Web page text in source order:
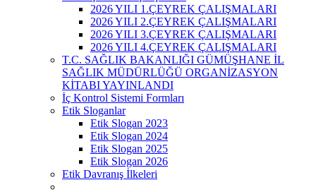
2026 YILI 1.ÇEYREK ÇALIŞMALARI
2026 YILI 2.ÇEYREK ÇALIŞMALARI
2026 YILI 3.ÇEYREK ÇALIŞMALARI
2026 YILI 4.ÇEYREK ÇALIŞMALARI
T.C. SAĞLIK BAKANLIĞI GÜMÜŞHANE İL
SAĞLIK MÜDÜRLÜĞÜ ORGANİZASYON
KİTABI YAYINLANDI
İç Kontrol Sistemi Formları
Etik Sloganlar
Etik Slogan 2023
Etik Slogan 2024
Etik Slogan 2025
Etik Slogan 2026
Etik Davranış İlkeleri